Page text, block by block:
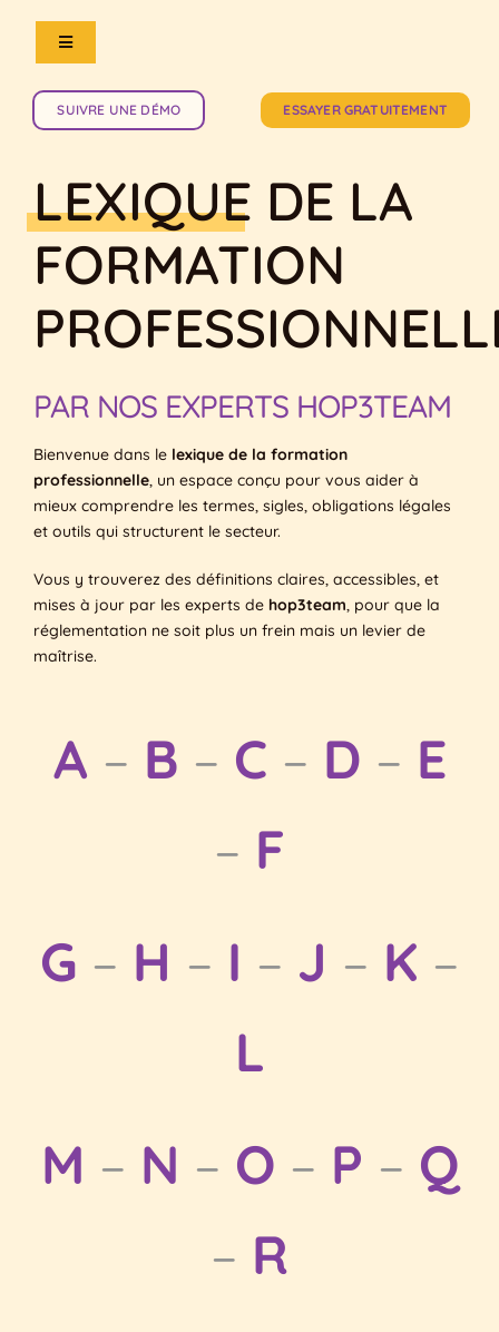
contenu
Navigation
bascule
Notre logiciel
L’équipe
Tarifs
Blog
SUIVRE UNE DÉMO ESSAYER GRATUITEMENT
LEXIQUE DE LA
FORMATION
PAR NOS EXPERTS HOP3TEAM
Bienvenue dans le lexique de la formation
professionnelle, un espace conçu pour vous aider à
mieux comprendre les termes, sigles, obligations légales
et outils qui structurent le secteur.
Vous y trouverez des définitions claires, accessibles, et
mises à jour par les experts de hop3team, pour que la
réglementation ne soit plus un frein mais un levier de
maîtrise.
A– B – C – D – E
– F
G – H – I – J – K –
L
M – N – O – P – Q
– R